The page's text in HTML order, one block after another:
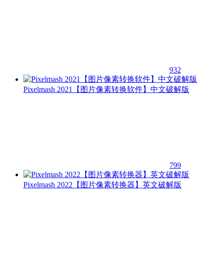
932
Pixelmash 2021【图片像素转换软件】中文破解版
799
Pixelmash 2022【图片像素转换器】英文破解版